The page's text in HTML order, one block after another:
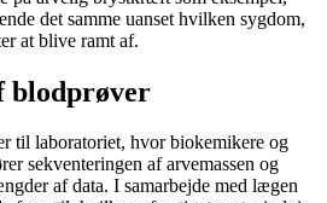
det samme uanset hvilken sygdom,
at blive ramt af.
blodprøver
til laboratoriet, hvor biokemikere og
sekventeringen af arvemassen og
af data. I samarbejde med lægen